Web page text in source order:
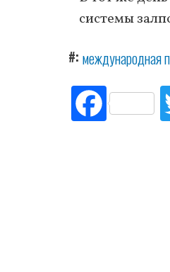
системы
# международная
Fac
ebo